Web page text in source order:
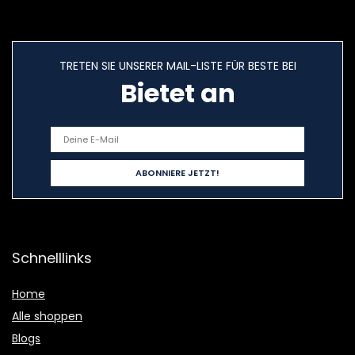
TRETEN SIE UNSERER MAIL-LISTE FÜR BESTE BEI
Bietet an
Schnelllinks
Home
Alle shoppen
Blogs